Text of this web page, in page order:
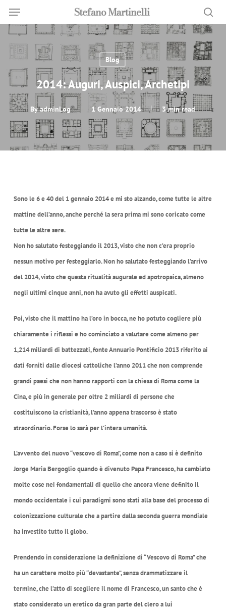
Skip
to
content
Menu
Blog
2014: Auguri, Auspici, Archetipi
By adminLog 1 Gennaio 2014 3 min read
Sono le 6 e 40 del 1 gennaio 2014 e mi sto alzando, come tutte le altre
mattine dell’anno, anche perché la sera prima mi sono coricato come
tutte le altre sere.
Non ho salutato festeggiando il 2013, visto che non c’era proprio
nessun motivo per festeggiarlo. Non ho salutato festeggiando l’arrivo
del 2014, visto che questa ritualità augurale ed apotropaica, almeno
negli ultimi cinque anni, non ha avuto gli effetti auspicati.
Poi, visto che il mattino ha l’oro in bocca, ne ho potuto cogliere più
chiaramente i riflessi e ho cominciato a valutare come almeno per
1,214 miliardi di battezzati, fonte Annuario Pontificio 2013 riferito ai
dati forniti dalle diocesi cattoliche l’anno 2011 che non comprende
grandi paesi che non hanno rapporti con la chiesa di Roma come la
Cina, e più in generale per oltre 2 miliardi di persone che
costituiscono la cristianità, l’anno appena trascorso è stato
straordinario. Forse lo sarà per l’intera umanità.
L’avvento del nuovo “vescovo di Roma”, come non a caso si è definito
Jorge Maria Bergoglio quando è divenuto Papa Francesco, ha cambiato
molte cose nei fondamentali di quello che ancora viene definito il
mondo occidentale i cui paradigmi sono stati alla base del processo di
colonizzazione culturale che a partire dalla seconda guerra mondiale
ha investito tutto il globo.
Prendendo in considerazione la definizione di “Vescovo di Roma” che
ha un carattere molto più “devastante”, senza drammatizzare il
termine, che l’atto di scegliere il nome di Francesco, un santo che è
stato considerato un eretico da gran parte del clero a lui
Menu